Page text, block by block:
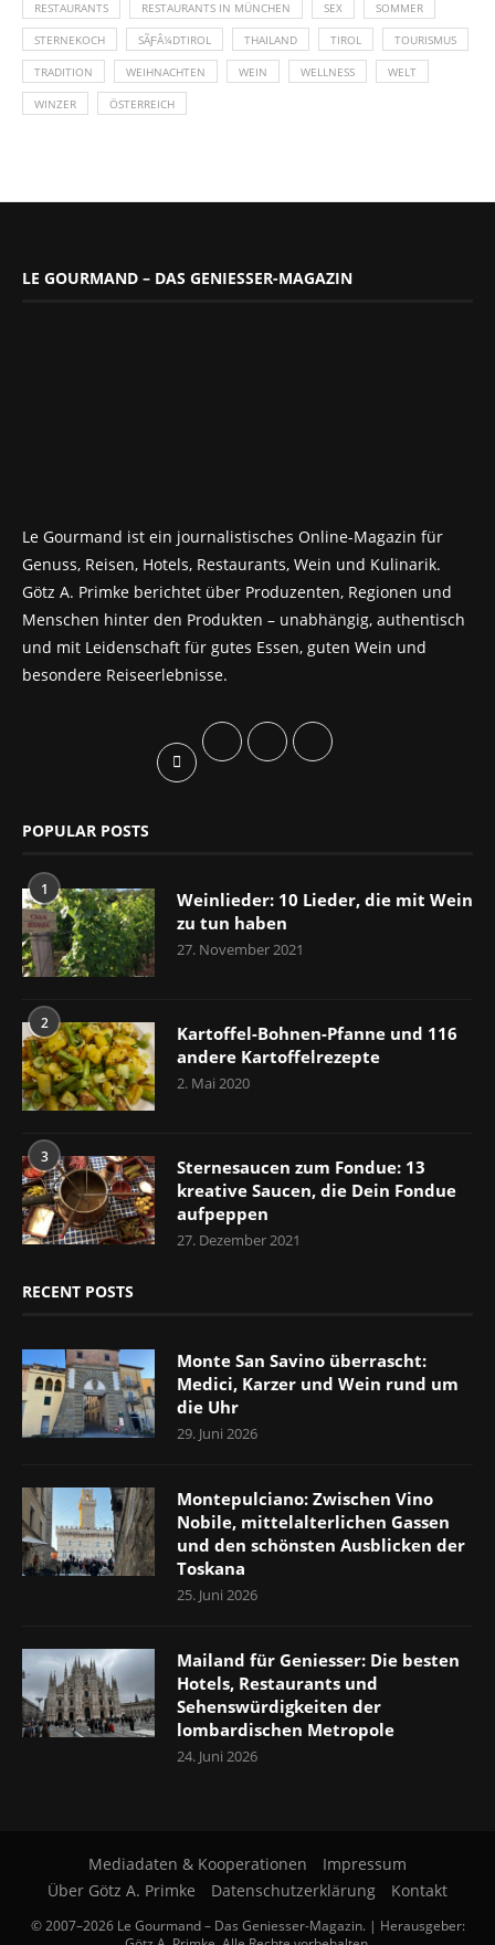
RESTAURANTS RESTAURANTS IN MÜNCHEN SEX SOMMER
STERNEKOCH SÃƑÂ¼DTIROL THAILAND TIROL TOURISMUS
TRADITION WEIHNACHTEN WEIN WELLNESS WELT
WINZER ÖSTERREICH
LE GOURMAND – DAS GENIESSER-MAGAZIN
Le Gourmand ist ein journalistisches Online-Magazin für
Genuss, Reisen, Hotels, Restaurants, Wein und Kulinarik.
Götz A. Primke berichtet über Produzenten, Regionen und
Menschen hinter den Produkten – unabhängig, authentisch
und mit Leidenschaft für gutes Essen, guten Wein und
besondere Reiseerlebnisse.
POPULAR POSTS
1
Weinlieder: 10 Lieder, die mit Wein
zu tun haben
27. November 2021
2
Kartoffel-Bohnen-Pfanne und 116
andere Kartoffelrezepte
2. Mai 2020
3
Sternesaucen zum Fondue: 13
kreative Saucen, die Dein Fondue
aufpeppen
27. Dezember 2021
RECENT POSTS
Monte San Savino überrascht:
Medici, Karzer und Wein rund um
die Uhr
29. Juni 2026
Montepulciano: Zwischen Vino
Nobile, mittelalterlichen Gassen
und den schönsten Ausblicken der
Toskana
25. Juni 2026
Mailand für Geniesser: Die besten
Hotels, Restaurants und
Sehenswürdigkeiten der
lombardischen Metropole
24. Juni 2026
Mediadaten & Kooperationen
Impressum
Über Götz A. Primke
Datenschutzerklärung Kontakt
© 2007–2026 Le Gourmand – Das Geniesser-Magazin. | Herausgeber: